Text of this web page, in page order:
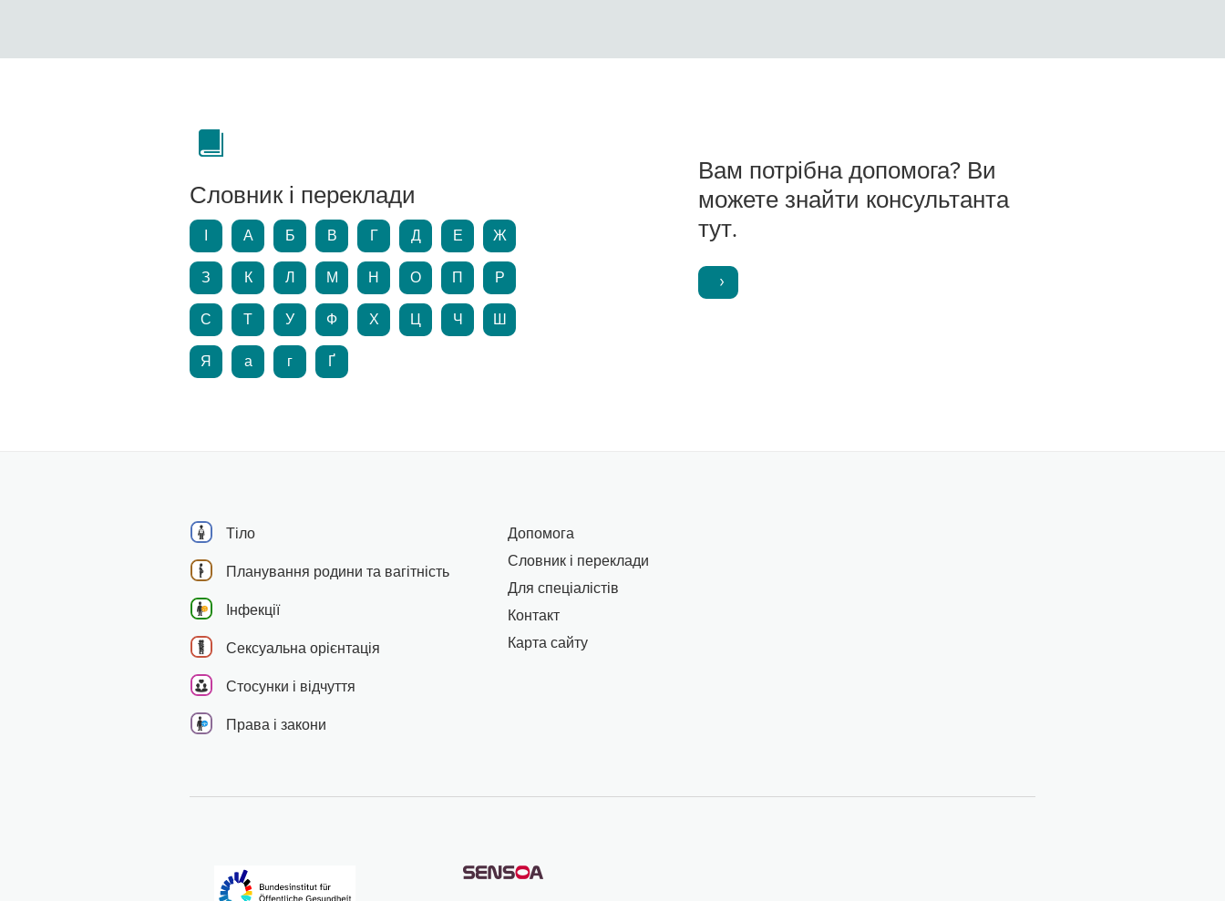
Словник і переклади
А Б В Г Д Е Ж
З К Л М Н О П Р
С Т У Ф Х Ц Ч Ш
Я а г Ґ
Вам потрібна допомога? Ви
можете знайти консультанта
тут.
Тіло
Планування родини та вагітність
Інфекції
Сексуальна орієнтація
Стосунки і відчуття
Права і закони
Допомога
Словник і переклади
Для спеціалістів
Контакт
Карта сайту